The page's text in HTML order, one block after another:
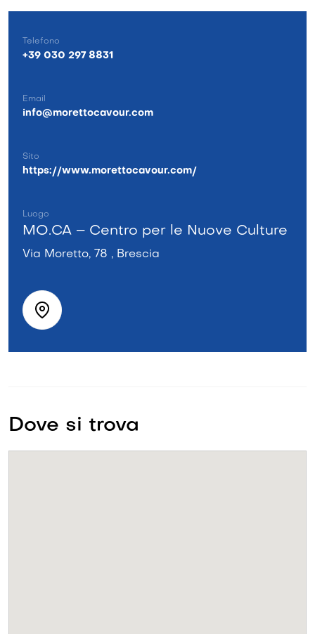
Telefono
+39 030 297 8831
Email
info@morettocavour.com
Sito
https://www.morettocavour.com/
Luogo
MO.CA – Centro per le Nuove Culture
Via Moretto, 78 , Brescia
Dove si trova